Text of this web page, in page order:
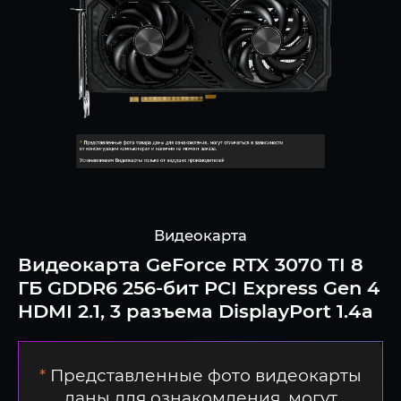
Видеокарта
Видеокарта GeForce RTX 3070 TI 8
ГБ GDDR6 256-бит PCI Express Gen 4
HDMI 2.1, 3 разъема DisplayPort 1.4a
* Представленные фото видеокарты